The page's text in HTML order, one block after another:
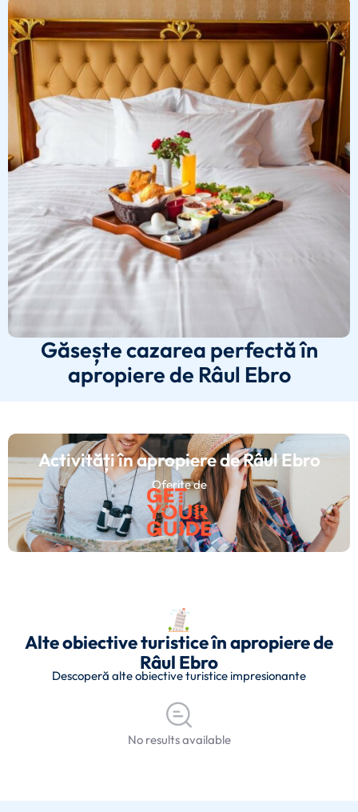
Găsește cazarea perfectă în
apropiere de Râul Ebro
Activități în apropiere de Râul Ebro
Oferite de
Alte obiective turistice în apropiere de
Râul Ebro
Descoperă alte obiective turistice impresionante
No results available